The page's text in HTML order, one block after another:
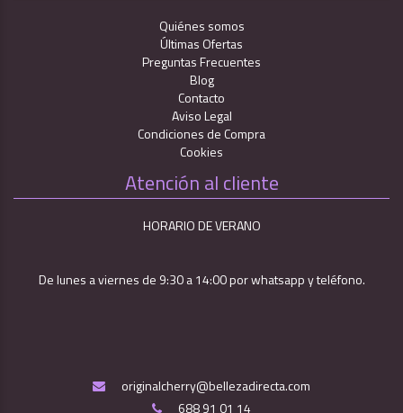
Quiénes somos
Últimas Ofertas
Preguntas Frecuentes
Blog
Contacto
Aviso Legal
Condiciones de Compra
Cookies
Atención al cliente
HORARIO DE VERANO
De lunes a viernes de 9:30 a 14:00 por whatsapp y teléfono.
originalcherry@bellezadirecta.com
688 91 01 14